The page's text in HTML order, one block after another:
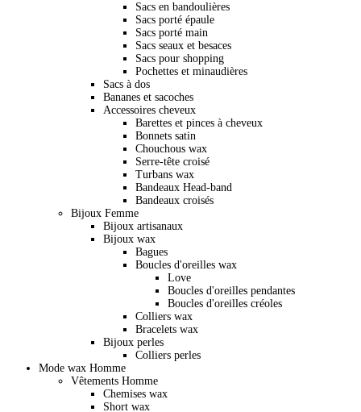
Sacs en bandoulières
Sacs porté épaule
Sacs porté main
Sacs seaux et besaces
Sacs pour shopping
Pochettes et minaudières
Sacs à dos
Bananes et sacoches
Accessoires cheveux
Barettes et pinces à cheveux
Bonnets satin
Chouchous wax
Serre-tête croisé
Turbans wax
Bandeaux Head-band
Bandeaux croisés
Bijoux Femme
Bijoux artisanaux
Bijoux wax
Bagues
Boucles d'oreilles wax
Love
Boucles d'oreilles pendantes
Boucles d'oreilles créoles
Colliers wax
Bracelets wax
Bijoux perles
Colliers perles
Mode wax Homme
Vêtements Homme
Chemises wax
Short wax